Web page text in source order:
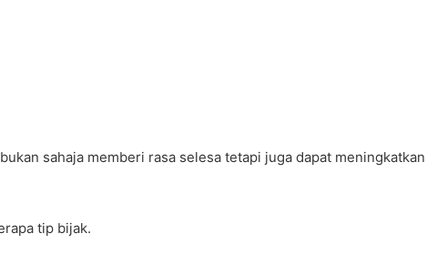
sahaja memberi rasa selesa tetapi juga dapat meningkatkan
tip bijak.